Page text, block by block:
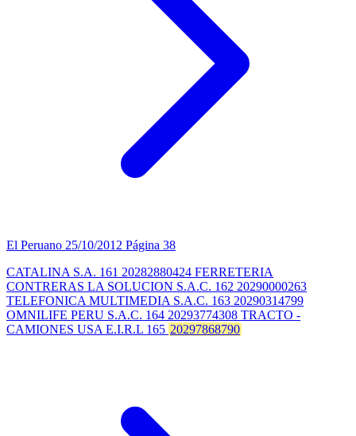
El Peruano 25/10/2012 Página 38
CATALINA S.A. 161 20282880424 FERRETERIA
CONTRERAS LA SOLUCION S.A.C. 162 20290000263
TELEFONICA MULTIMEDIA S.A.C. 163 20290314799
OMNILIFE PERU S.A.C. 164 20293774308 TRACTO -
CAMIONES USA E.I.R.L 165 20297868790